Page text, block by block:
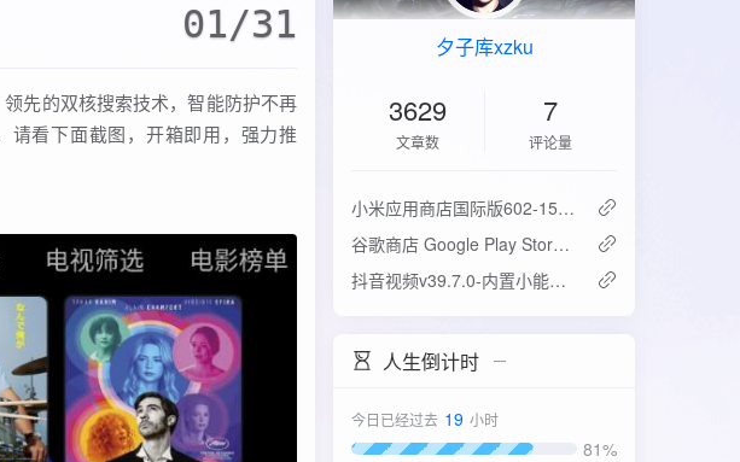
01/31
先的双核搜索技术，智能防护不再
请看下面截图，开箱即用，强力推
夕子库xzku
3629
文章数
7
评论量
‌小米应用商店国际版602-15.6.0.2：免登录直下，比谷歌商店快3倍！
谷歌商店 Google Play Store v52.4.42-31版
抖音视频v39.7.0-内置小能手2.0.7模块
人生倒计时
今日已经过去 19 小时
81%